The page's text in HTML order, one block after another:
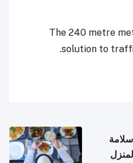
The 240 metre
solution to